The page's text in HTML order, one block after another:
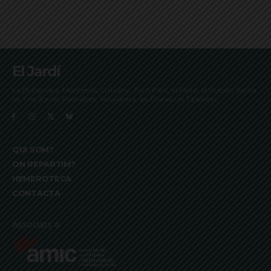
El Jardí
La Bonanova, Monterols, Galvany, Turó Parc, el Farró, el Putxet, Sarrià,
les Tres Torres, Pedralbes, Vallvidrera, les Planes i el Tibidabo
QUI SOM?
ON REPARTIM?
HEMEROTECA
CONTACTA
Associats a: